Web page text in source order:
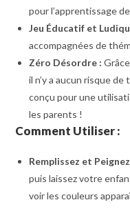
pour l’apprentissage
Jeu Éducatif et
accompagnées de
Zéro Désordre :
il n’y a aucun risque
conçu pour une
les parents !
Comment Utiliser :
Remplissez et
puis laissez votre
voir les couleurs